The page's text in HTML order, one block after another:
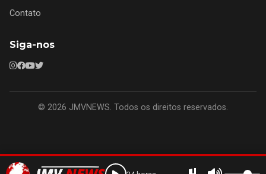
Contato
Siga-nos
© 2026 JMVNEWS. Todos os direitos reservados.